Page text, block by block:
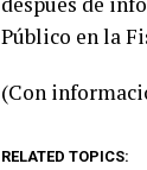
Público en la
(Con
RELATED TOPICS: